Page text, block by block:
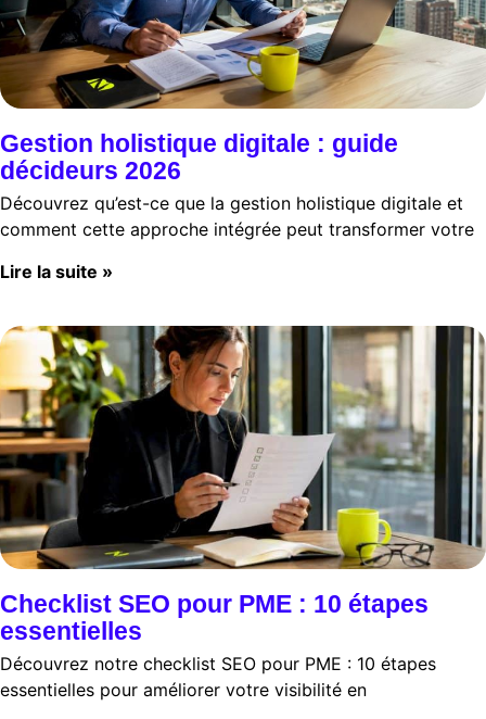
Gestion holistique digitale : guide
décideurs 2026
Découvrez qu’est-ce que la gestion holistique digitale et
comment cette approche intégrée peut transformer votre
Lire la suite »
Checklist SEO pour PME : 10 étapes
essentielles
Découvrez notre checklist SEO pour PME : 10 étapes
essentielles pour améliorer votre visibilité en